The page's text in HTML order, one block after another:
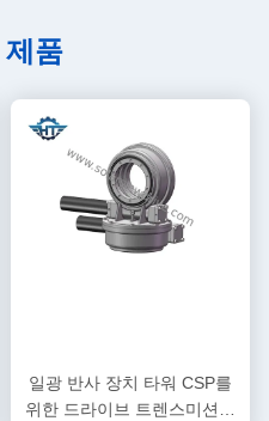
품
일광 반사 장치 타워 CSP를
위한 드라이브 트렌스미션을